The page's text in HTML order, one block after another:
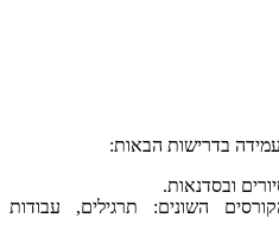
בדרישות הבאות:
ובסדנאות.
השונים: תרגילים, עבודות